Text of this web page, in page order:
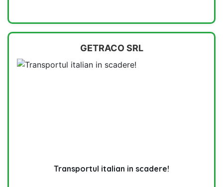
GETRACO SRL
Transportul italian in scadere!